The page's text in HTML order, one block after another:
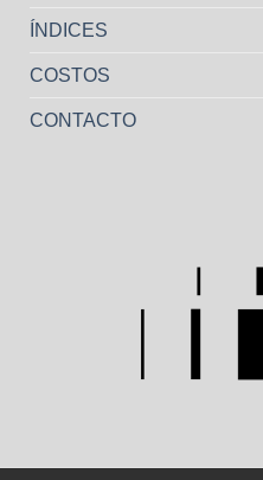
ÍNDICES
COSTOS
CONTACTO